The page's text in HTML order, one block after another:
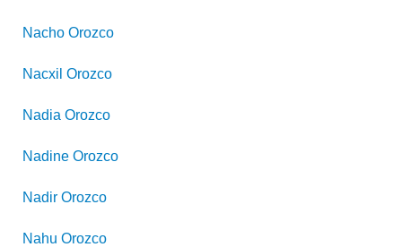
Nacho Orozco
Nacxil Orozco
Nadia Orozco
Nadine Orozco
Nadir Orozco
Nahu Orozco